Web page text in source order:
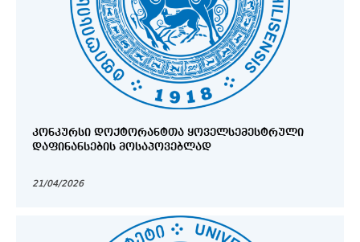
ᲙᲝᲜᲙᲣᲠᲡᲘ ᲓᲝᲥᲢᲝᲠᲐᲜᲢᲗᲐ ᲧᲝᲕᲔᲚᲡᲔᲛᲔᲡᲢᲠᲣᲚᲘ
ᲓᲐᲤᲘᲜᲐᲜᲡᲔᲑᲘᲡ ᲛᲝᲡᲐᲞᲝᲕᲔᲑᲚᲐᲓ
21/04/2026